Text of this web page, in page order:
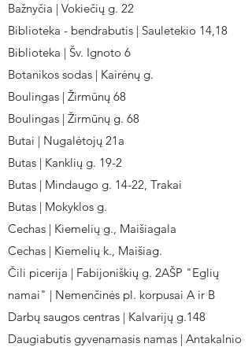
Bažnyčia | Vokiečių g. 22
Biblioteka - bendrabutis | Sauletekio 14,18
Biblioteka | Šv. Ignoto 6
Botanikos sodas | Kairėnų g.
Boulingas | Žirmūnų 68
Boulingas | Žirmūnų g. 68
Butai | Nugalėtojų 21a
Butas | Kanklių g. 19-2
Butas | Mindaugo g. 14-22, Trakai
Butas | Mokyklos g.
Cechas | Kiemelių g., Maišiagala
Cechas | Kiemelių k., Maišiag.
Čili picerija | Fabijoniškių g. 2AŠP "Eglių
namai" | Nemenčinės pl. korpusai A ir B
Darbų saugos centras | Kalvarijų g.148
Daugiabutis gyvenamasis namas | Antakalnio